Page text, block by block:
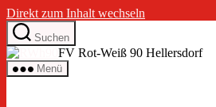
Direkt zum Inhalt wechseln
Suchen
FV Rot-Weiß 90 Hellersdorf
Menü